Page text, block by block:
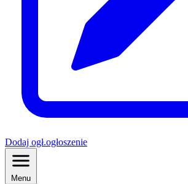
Dodaj ogł.ogłoszenie
Menu